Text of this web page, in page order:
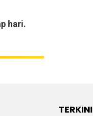
hari.
TERKINI